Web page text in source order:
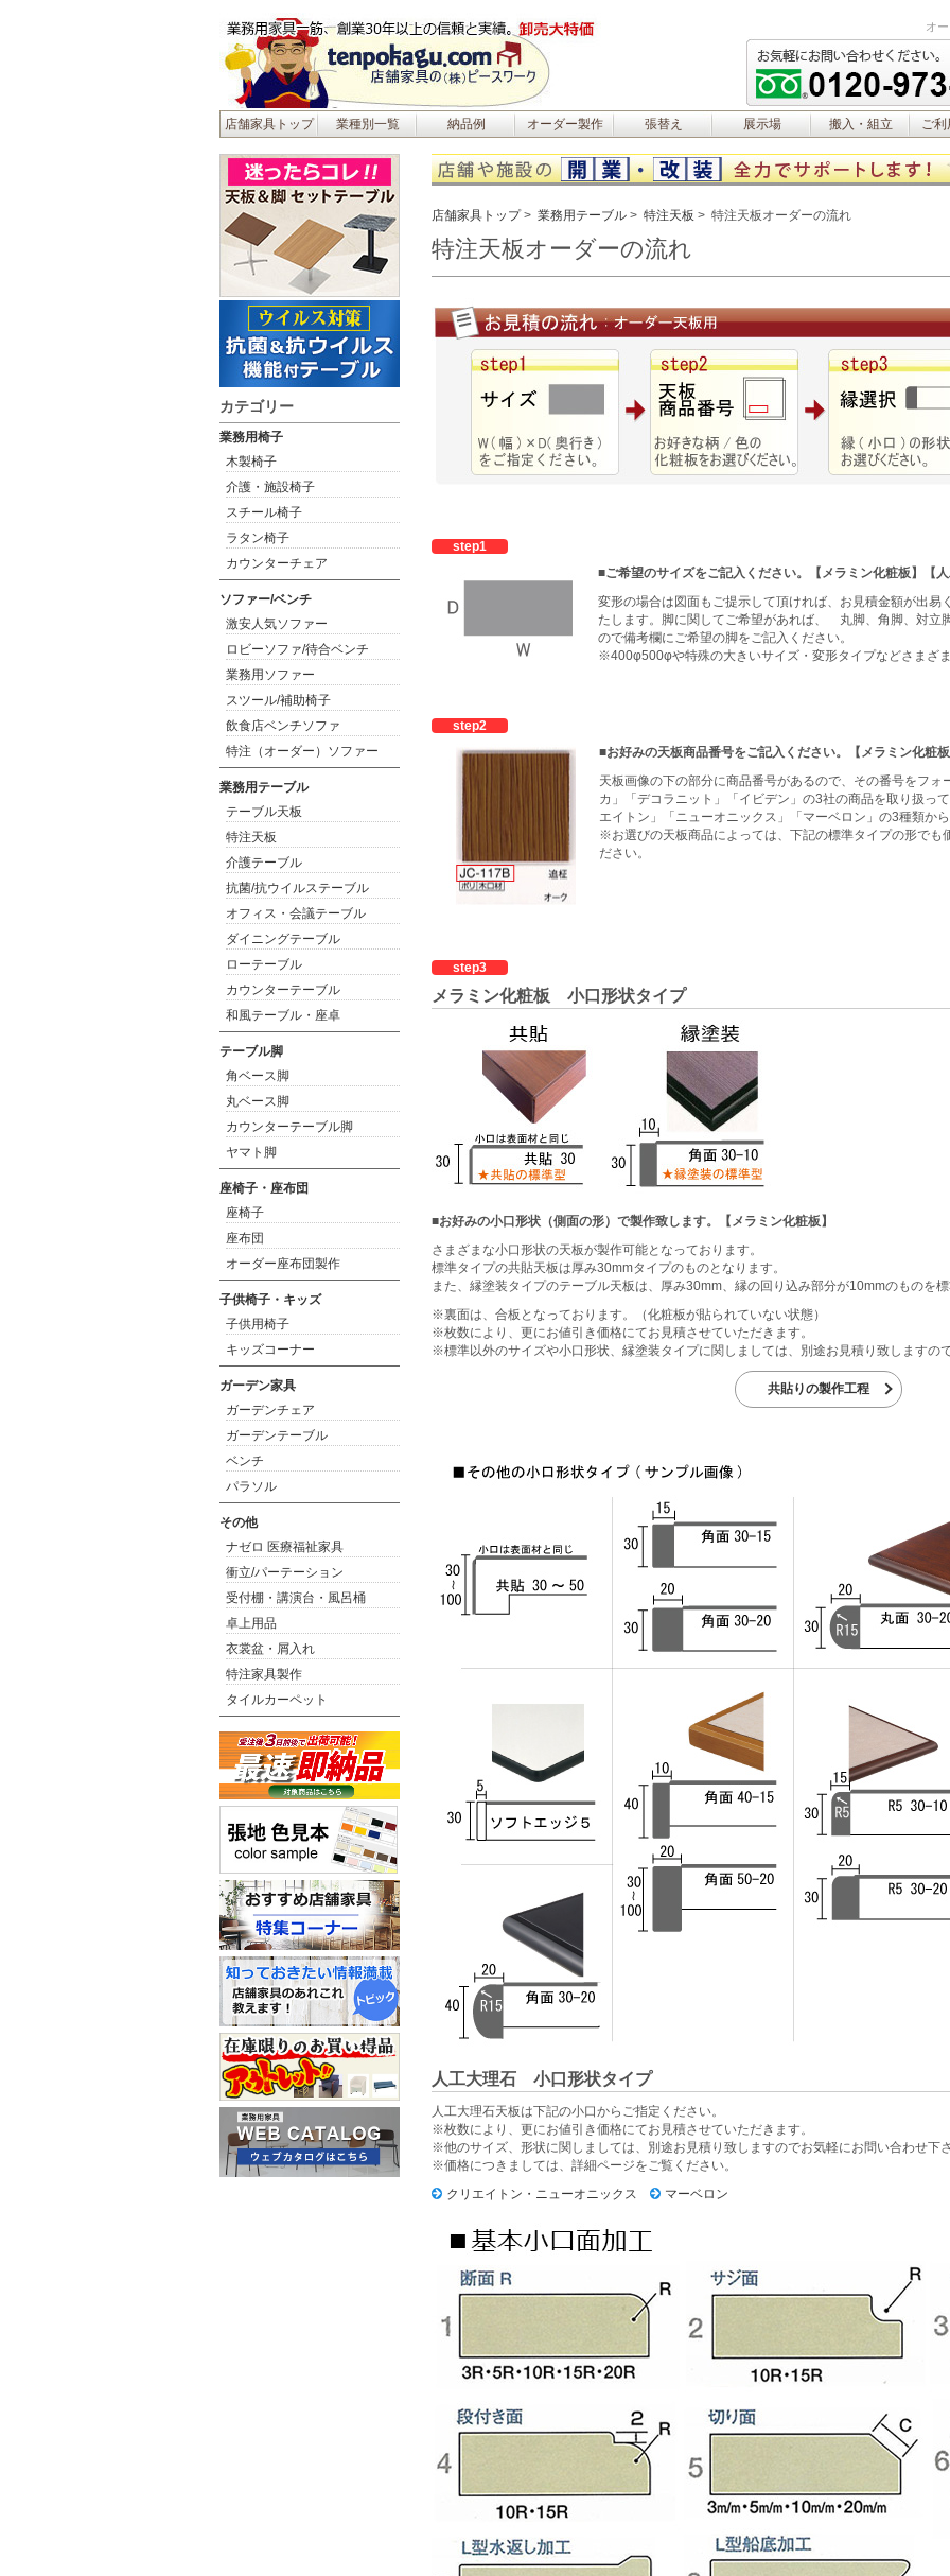
オ
店舗家具トップ 業種別一覧 納品例 オーダー製作 張替え 展示場 搬入・組立 ご利
店舗家具トップ 業務用テーブル 特注天板 特注天板オーダーの流れ
特注天板オーダーの流れ
step1
■ご希望のサイズをご記入ください。【メラミン化粧板】【
変形の場合は図面もご提示して頂ければ、お見積金額が出易
たします。脚に関してご希望があれば、 丸脚、角脚、対立
ので備考欄にご希望の脚をご記入ください。
※400φ500φや特殊の大きいサイズ・変形タイプなどさまざ
step2
■お好みの天板商品番号をご記入ください。【メラミン化粧
天板画像の下の部分に商品番号があるので、その番号をフ
カ」「デコラニット」「イビデン」の3社の商品を取り扱っ
エイトン」「ニューオニックス」「マーベロン」の3種類か
※お選びの天板商品によっては、下記の標準タイプの形でも
ださい。
step3
メラミン化粧板 小口形状タイプ
■お好みの小口形状（側面の形）で製作致します。【メラミン化粧板】
さまざまな小口形状の天板が製作可能となっております。
標準タイプの共貼天板は厚み30mmタイプのものとなります。
また、縁塗装タイプのテーブル天板は、厚み30mm、縁の回り込み部分が10mmのものを
※裏面は、合板となっております。（化粧板が貼られていない状態）
※枚数により、更にお値引き価格にてお見積させていただきます。
※標準以外のサイズや小口形状、縁塗装タイプに関しましては、別途お見積り致しますの
共貼りの製作工程
人工大理石 小口形状タイプ
人工大理石天板は下記の小口からご指定ください。
※枚数により、更にお値引き価格にてお見積させていただきます。
※他のサイズ、形状に関しましては、別途お見積り致しますのでお気軽にお問い合わせ下
※価格につきましては、詳細ページをご覧ください。
クリエイトン・ニューオニックス
マーベロン
カテゴリー
業務用椅子
木製椅子
介護・施設椅子
スチール椅子
ラタン椅子
カウンターチェア
ソファー/ベンチ
激安人気ソファー
ロビーソファ/待合ベンチ
業務用ソファー
スツール/補助椅子
飲食店ベンチソファ
特注（オーダー）ソファー
業務用テーブル
テーブル天板
特注天板
介護テーブル
抗菌/抗ウイルステーブル
オフィス・会議テーブル
ダイニングテーブル
ローテーブル
カウンターテーブル
和風テーブル・座卓
テーブル脚
角ベース脚
丸ベース脚
カウンターテーブル脚
ヤマト脚
座椅子・座布団
座椅子
座布団
オーダー座布団製作
子供椅子・キッズ
子供用椅子
キッズコーナー
ガーデン家具
ガーデンチェア
ガーデンテーブル
ベンチ
パラソル
その他
ナゼロ 医療福祉家具
衝立/パーテーション
受付棚・講演台・風呂桶
卓上用品
衣裳盆・屑入れ
特注家具製作
タイルカーペット